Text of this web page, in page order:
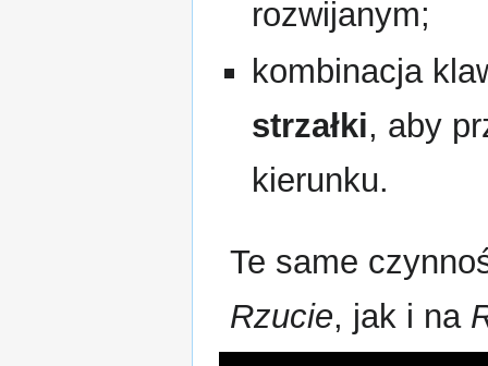
rozwijanym;
kombinacja
strzałki, aby
kierunku.
Te same
Rzucie, jak i na